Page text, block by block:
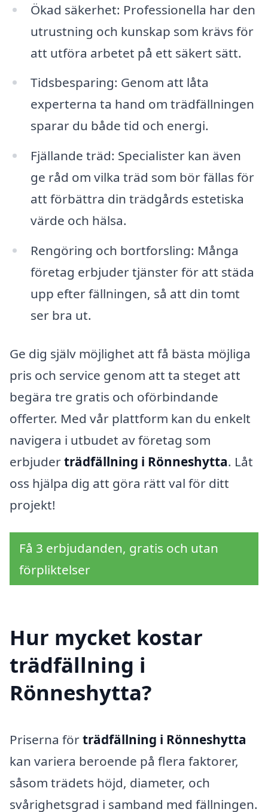
Ökad säkerhet: Professionella har den
utrustning och kunskap som krävs för
att utföra arbetet på ett säkert sätt.
Tidsbesparing: Genom att låta
experterna ta hand om trädfällningen
sparar du både tid och energi.
Fjällande träd: Specialister kan även
ge råd om vilka träd som bör fällas för
att förbättra din trädgårds estetiska
värde och hälsa.
Rengöring och bortforsling: Många
företag erbjuder tjänster för att städa
upp efter fällningen, så att din tomt
ser bra ut.
Ge dig själv möjlighet att få bästa möjliga
pris och service genom att ta steget att
begära tre gratis och oförbindande
offerter. Med vår plattform kan du enkelt
navigera i utbudet av företag som
erbjuderträdfällning i Rönneshytta. Låt
oss hjälpa dig att göra rätt val för ditt
projekt!
Få 3 erbjudanden, gratis och utan
förpliktelser
Hur mycket kostar
trädfällning i
Rönneshytta?
Priserna förträdfällning i Rönneshytta
kan variera beroende på flera faktorer,
såsom trädets höjd, diameter, och
svårighetsgrad i samband med fällningen.